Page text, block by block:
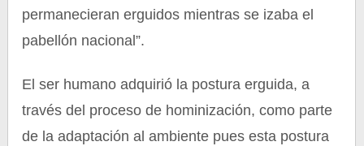
permanecieran erguidos mientras se izaba el
pabellón nacional”.
El ser humano adquirió la postura erguida, a
través del proceso de hominización, como parte
de la adaptación al ambiente pues esta postura